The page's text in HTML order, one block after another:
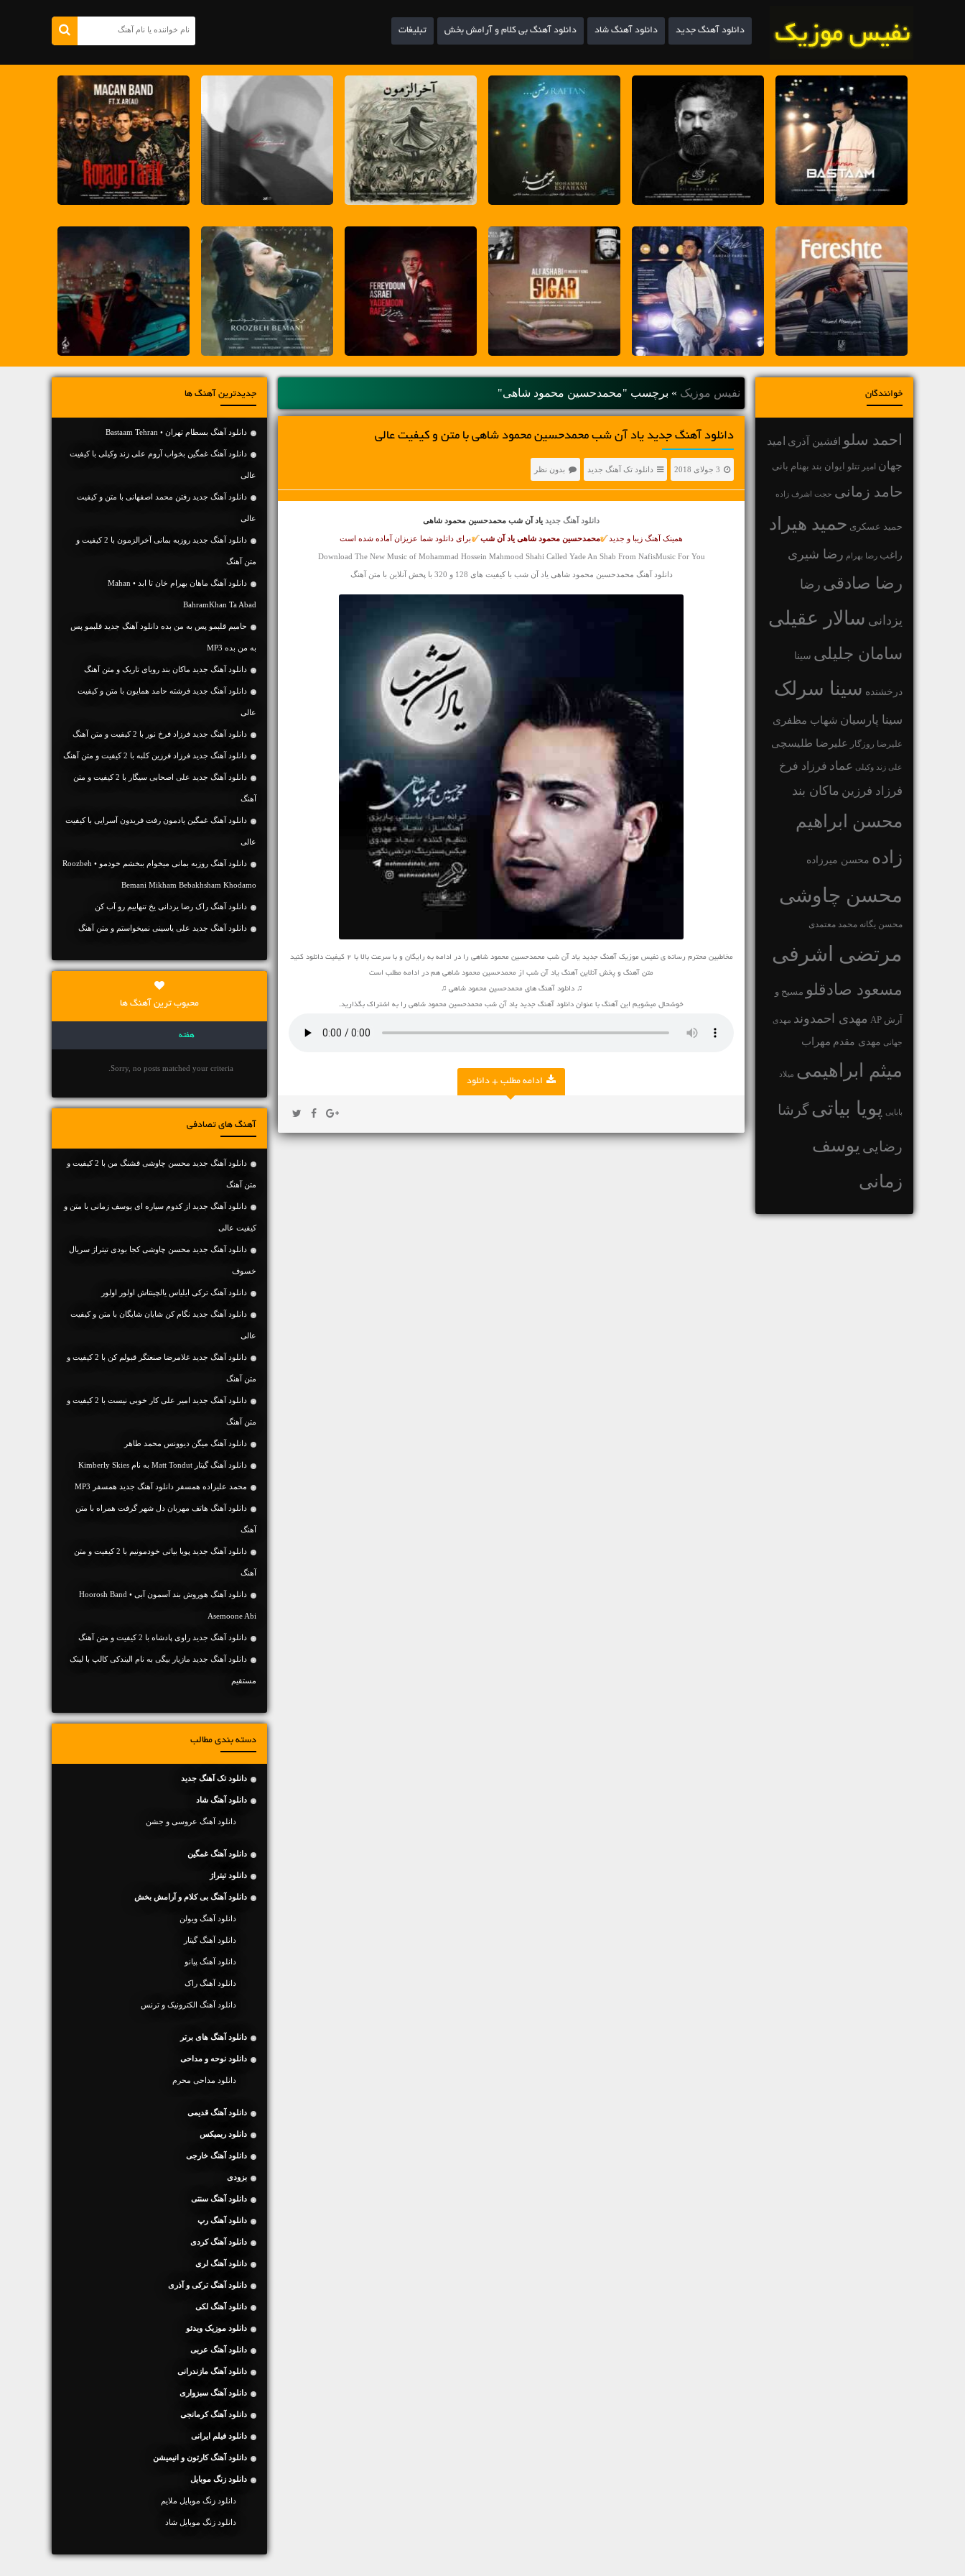
دانلود آهنگ جدید دانلود آهنگ شاد دانلود آهنگ بی کلام و آرامش بخش تبلیغات
خوانندگان
احمد سلو افشین آذری امید
جهان امیر تتلو ایوان بند بهنام بانی
حامد زمانی حجت اشرف زاده
حمید عسکری حمید هیراد
راغب رضا بهرام رضا شیری
رضا صادقی رضا
یزدانی سالار عقیلی
سامان جلیلی سینا
درخشنده سینا سرلک
سینا پارسیان شهاب مظفری
علیرضا روزگار علیرضا طلیسچی
علی زند وکیلی عماد فرزاد فرخ
فرزاد فرزین ماکان بند
محسن ابراهیم
زاده محسن میرزاده
محسن چاوشی
محسن یگانه محمد معتمدی
مرتضی اشرفی
مسعود صادقلو مسیح و
آرش AP مهدی احمدوند مهدی
جهانی مهدی مقدم مهراب
میثم ابراهیمی میلاد
بابایی پویا بیاتیگرشا
رضایی یوسف
زمانی
نفیس موزیک » برچسب "محمدحسین محمود شاهی"
دانلود آهنگ جديد یاد آن شب محمدحسین محمود شاهی با متن و کیفیت عالی
3 جولای 2018 دانلود تک آهنگ جدید بدون نظر
دانلود آهنگ جدید یاد آن شب محمدحسین محمود شاهی
همینک آهنگ زیبا و جدید محمدحسین محمود شاهی یاد آن شب برای دانلود شما عزیزان آماده شده است
Download The New Music of Mohammad Hossein Mahmood Shahi Called Yade An Shab From NafisMusic For You
دانلود آهنگ محمدحسین محمود شاهی یاد آن شب با کیفیت های 128 و 320 با پخش آنلاین با متن آهنگ
مخاطبین محترم رسانه ی نفیس موزیک آهنگ جدید یاد آن شب محمدحسین محمود شاهی را در ادامه به رایگان و با سرعت بالا با 2 کیفیت دانلود کنید
متن آهنگ و پخش آنلاین آهنگ یاد آن شب از محمدحسین محمود شاهی هم در ادامه مطلب است
♫ دانلود آهنگ های محمدحسین محمود شاهی ♫
خوشحال میشویم این آهنگ با عنوان دانلود آهنگ جدید یاد آن شب محمدحسین محمود شاهی را به اشتراک بگذارید.
ادامه مطلب + دانلود
جدیدترین آهنگ ها
دانلود آهنگ بسطام تهران • Bastaam Tehran
دانلود آهنگ غمگین بخواب آروم علی زند وکیلی با کیفیت
عالی
دانلود آهنگ جديد رفتن محمد اصفهانی با متن و کیفیت
عالی
دانلود آهنگ جديد روزبه بمانی آخرالزمون با 2 کیفیت و
متن آهنگ
دانلود آهنگ ماهان بهرام خان تا ابد • Mahan
BahramKhan Ta Abad
حامیم قلبمو پس به من بده دانلود آهنگ جدید قلبمو پس
به من بده MP3
دانلود آهنگ جديد ماکان بند رویای تاریک و متن آهنگ
دانلود آهنگ جديد فرشته حامد همایون با متن و کیفیت
عالی
دانلود آهنگ جديد فرزاد فرخ نور با 2 کیفیت و متن آهنگ
دانلود آهنگ جديد فرزاد فرزین کلبه با 2 کیفیت و متن آهنگ
دانلود آهنگ جديد علی اصحابی سیگار با 2 کیفیت و متن
آهنگ
دانلود آهنگ غمگین یادمون رفت فریدون آسرایی با کیفیت
عالی
دانلود آهنگ روزبه بمانی میخوام ببخشم خودمو • Roozbeh
Bemani Mikham Bebakhsham Khodamo
دانلود آهنگ راک رضا یزدانی یخ تنهاییم رو آب کن
دانلود آهنگ جديد علی یاسینی نمیخواستم و متن آهنگ
محبوب ترین آهنگ ها
هفته
Sorry, no posts matched your criteria.
آهنگ های تصادفی
دانلود آهنگ جديد محسن چاوشی قشنگ من با 2 کیفیت و
متن آهنگ
دانلود آهنگ جديد از کدوم سیاره ای یوسف زمانی با متن و
کیفیت عالی
دانلود آهنگ جدید محسن چاوشی کجا بودی تیتراژ سریال
خسوف
دانلود آهنگ ترکی ایلیاس یالچینتاش اولور اولور
دانلود آهنگ جديد نگام کن شایان شایگان با متن و کیفیت
عالی
دانلود آهنگ جديد غلامرضا صنعتگر قبولم کن با 2 کیفیت و
متن آهنگ
دانلود آهنگ جديد امیر علی کار خوبی نیست با 2 کیفیت و
متن آهنگ
دانلود آهنگ میگن دیوونس محمد طاهر
دانلود آهنگ گیتار Matt Tondut به نام Kimberly Skies
محمد علیزاده همسفر دانلود آهنگ جدید همسفر MP3
دانلود آهنگ هاتف مهربان دل شهر گرفت همراه با متن
آهنگ
دانلود آهنگ جديد پویا بیاتی خودمونیم با 2 کیفیت و متن
آهنگ
دانلود آهنگ هوروش بند آسمون آبی • Hoorosh Band
Asemoone Abi
دانلود آهنگ جديد راوی پادشاه با 2 کیفیت و متن آهنگ
دانلود آهنگ جديد مازیار بیگی به نام الیندکی کالپ با لینک
مستقیم
دسته بندی مطالب
دانلود تک آهنگ جدید
دانلود آهنگ شاد
دانلود آهنگ عروسی و جشن
دانلود آهنگ غمگین
دانلود تیتراژ
دانلود آهنگ بی کلام و آرامش بخش
دانلود آهنگ ویولن
دانلود آهنگ گیتار
دانلود آهنگ پیانو
دانلود آهنگ راک
دانلود آهنگ الکترونیک و ترنس
دانلود آهنگ های برتر
دانلود نوحه و مداحی
دانلود مداحی محرم
دانلود آهنگ قدیمی
دانلود ریمیکس
دانلود آهنگ خارجی
بزودی
دانلود آهنگ سنتی
دانلود آهنگ رپ
دانلود آهنگ کردی
دانلود آهنگ لری
دانلود آهنگ ترکی و آذری
دانلود آهنگ لکی
دانلود موزیک ویدئو
دانلود آهنگ عربی
دانلود آهنگ مازندرانی
دانلود آهنگ سبزواری
دانلود آهنگ کرمانجی
دانلود فیلم ایرانی
دانلود آهنگ کارتون و انیمیشن
دانلود زنگ موبایل
دانلود زنگ موبایل ملایم
دانلود زنگ موبایل شاد